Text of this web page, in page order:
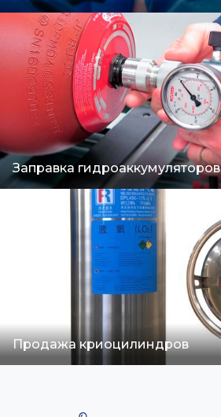
Заправка гидроаккумуляторов
Продажа криоцилиндров